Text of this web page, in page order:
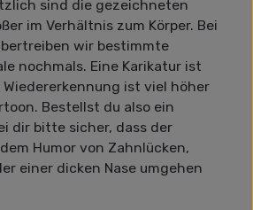
sind die gezeichneten
im Verhältnis zum Körper. Bei
wir bestimmte
nochmals. Eine Karikatur ist
ist viel höher
Bestellst du also ein
dir bitte sicher, dass der
Humor von Zahnlücken,
einer dicken Nase umgehen